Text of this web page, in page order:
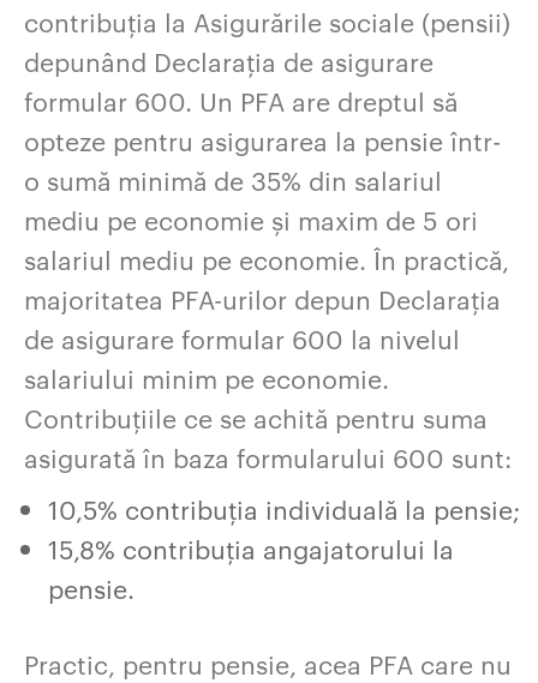
contribuția la Asigurările sociale (pensii)
depunând Declarația de asigurare
formular 600. Un PFA are dreptul să
opteze pentru asigurarea la pensie într-
o sumă minimă de 35% din salariul
mediu pe economie și maxim de 5 ori
salariul mediu pe economie. În practică,
majoritatea PFA-urilor depun Declarația
de asigurare formular 600 la nivelul
salariului minim pe economie.
Contribuțiile ce se achită pentru suma
asigurată în baza formularului 600 sunt:
10,5% contribuția individuală la pensie;
15,8% contribuția angajatorului la
pensie.
Practic, pentru pensie, acea PFA care nu